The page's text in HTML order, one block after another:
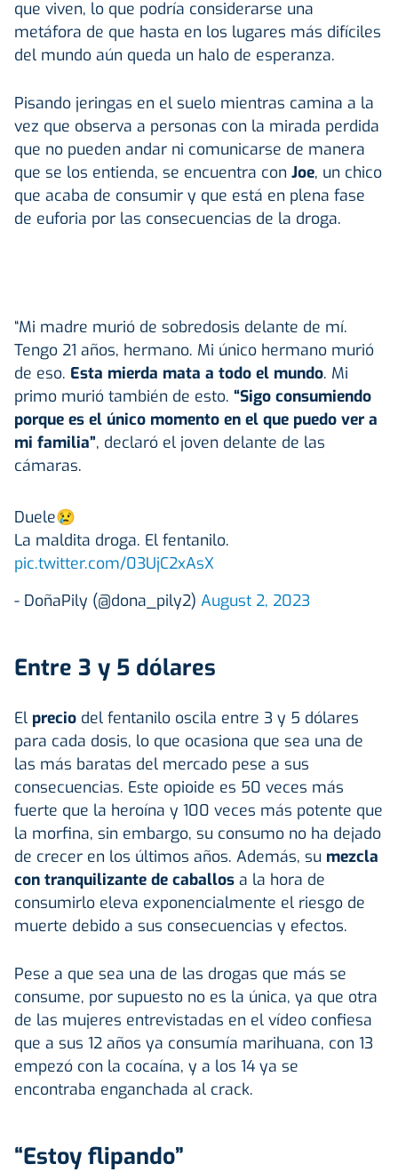
que viven, lo que podría considerarse una
metáfora de que hasta en los lugares más difíciles
del mundo aún queda un halo de esperanza.
Pisando jeringas en el suelo mientras camina a la
vez que observa a personas con la mirada perdida
que no pueden andar ni comunicarse de manera
que se los entienda, se encuentra con Joe, un chico
que acaba de consumir y que está en plena fase
de euforia por las consecuencias de la droga.
“Mi madre murió de sobredosis delante de mí.
Tengo 21 años, hermano. Mi único hermano murió
de eso. Esta mierda mata a todo el mundo. Mi
primo murió también de esto. “Sigo consumiendo
porque es el único momento en el que puedo ver a
mi familia”, declaró el joven delante de las
cámaras.
Duele😢
La maldita droga. El fentanilo.
pic.twitter.com/03UjC2xAsX
- DoñaPily (@dona_pily2) August 2, 2023
Entre 3 y 5 dólares
El precio del fentanilo oscila entre 3 y 5 dólares
para cada dosis, lo que ocasiona que sea una de
las más baratas del mercado pese a sus
consecuencias. Este opioide es 50 veces más
fuerte que la heroína y 100 veces más potente que
la morfina, sin embargo, su consumo no ha dejado
de crecer en los últimos años. Además, su mezcla
con tranquilizante de caballos a la hora de
consumirlo eleva exponencialmente el riesgo de
muerte debido a sus consecuencias y efectos.
Pese a que sea una de las drogas que más se
consume, por supuesto no es la única, ya que otra
de las mujeres entrevistadas en el vídeo confiesa
que a sus 12 años ya consumía marihuana, con 13
empezó con la cocaína, y a los 14 ya se
encontraba enganchada al crack.
“Estoy flipando”